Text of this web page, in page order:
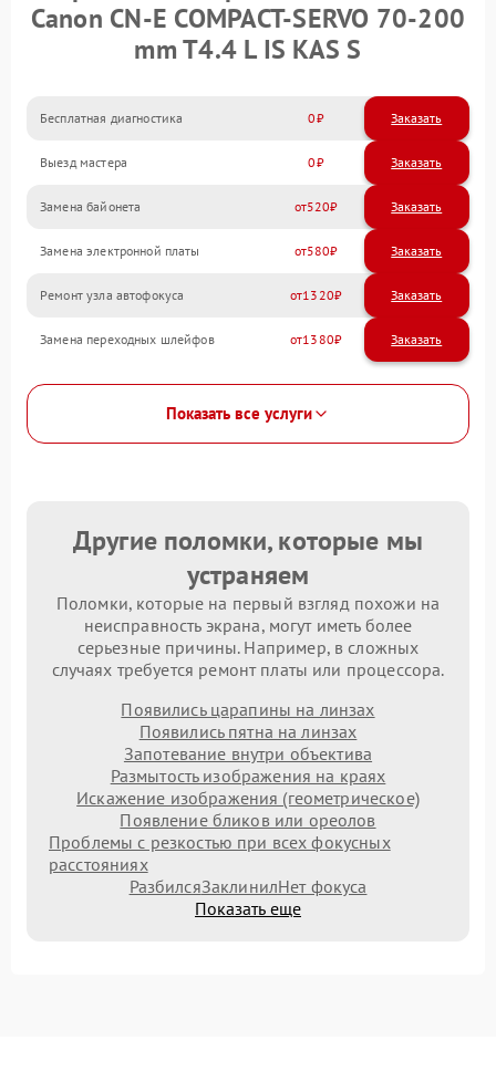
Canon CN-E COMPACT-SERVO 70-200
mm T4.4 L IS KAS S
Бесплатная диагностика 0 Заказать
Выезд мастера 0 Заказать
Замена байонета 520
Замена электронной платы 580
Ремонт узла автофокуса 1320
Замена переходных шлейфов 1380
Показать все услуги
Другие поломки, которые мы
устраняем
Поломки, которые на первый взгляд похожи на
неисправность экрана, могут иметь более
серьезные причины. Например, в сложных
случаях требуется ремонт платы или процессора.
Появились царапины на линзах
Появились пятна на линзах
Запотевание внутри объектива
Размытость изображения на краях
Искажение изображения (геометрическое)
Появление бликов или ореолов
Проблемы с резкостью при всех фокусных
расстояниях
РазбилсяЗаклинилНет фокуса
Показать еще